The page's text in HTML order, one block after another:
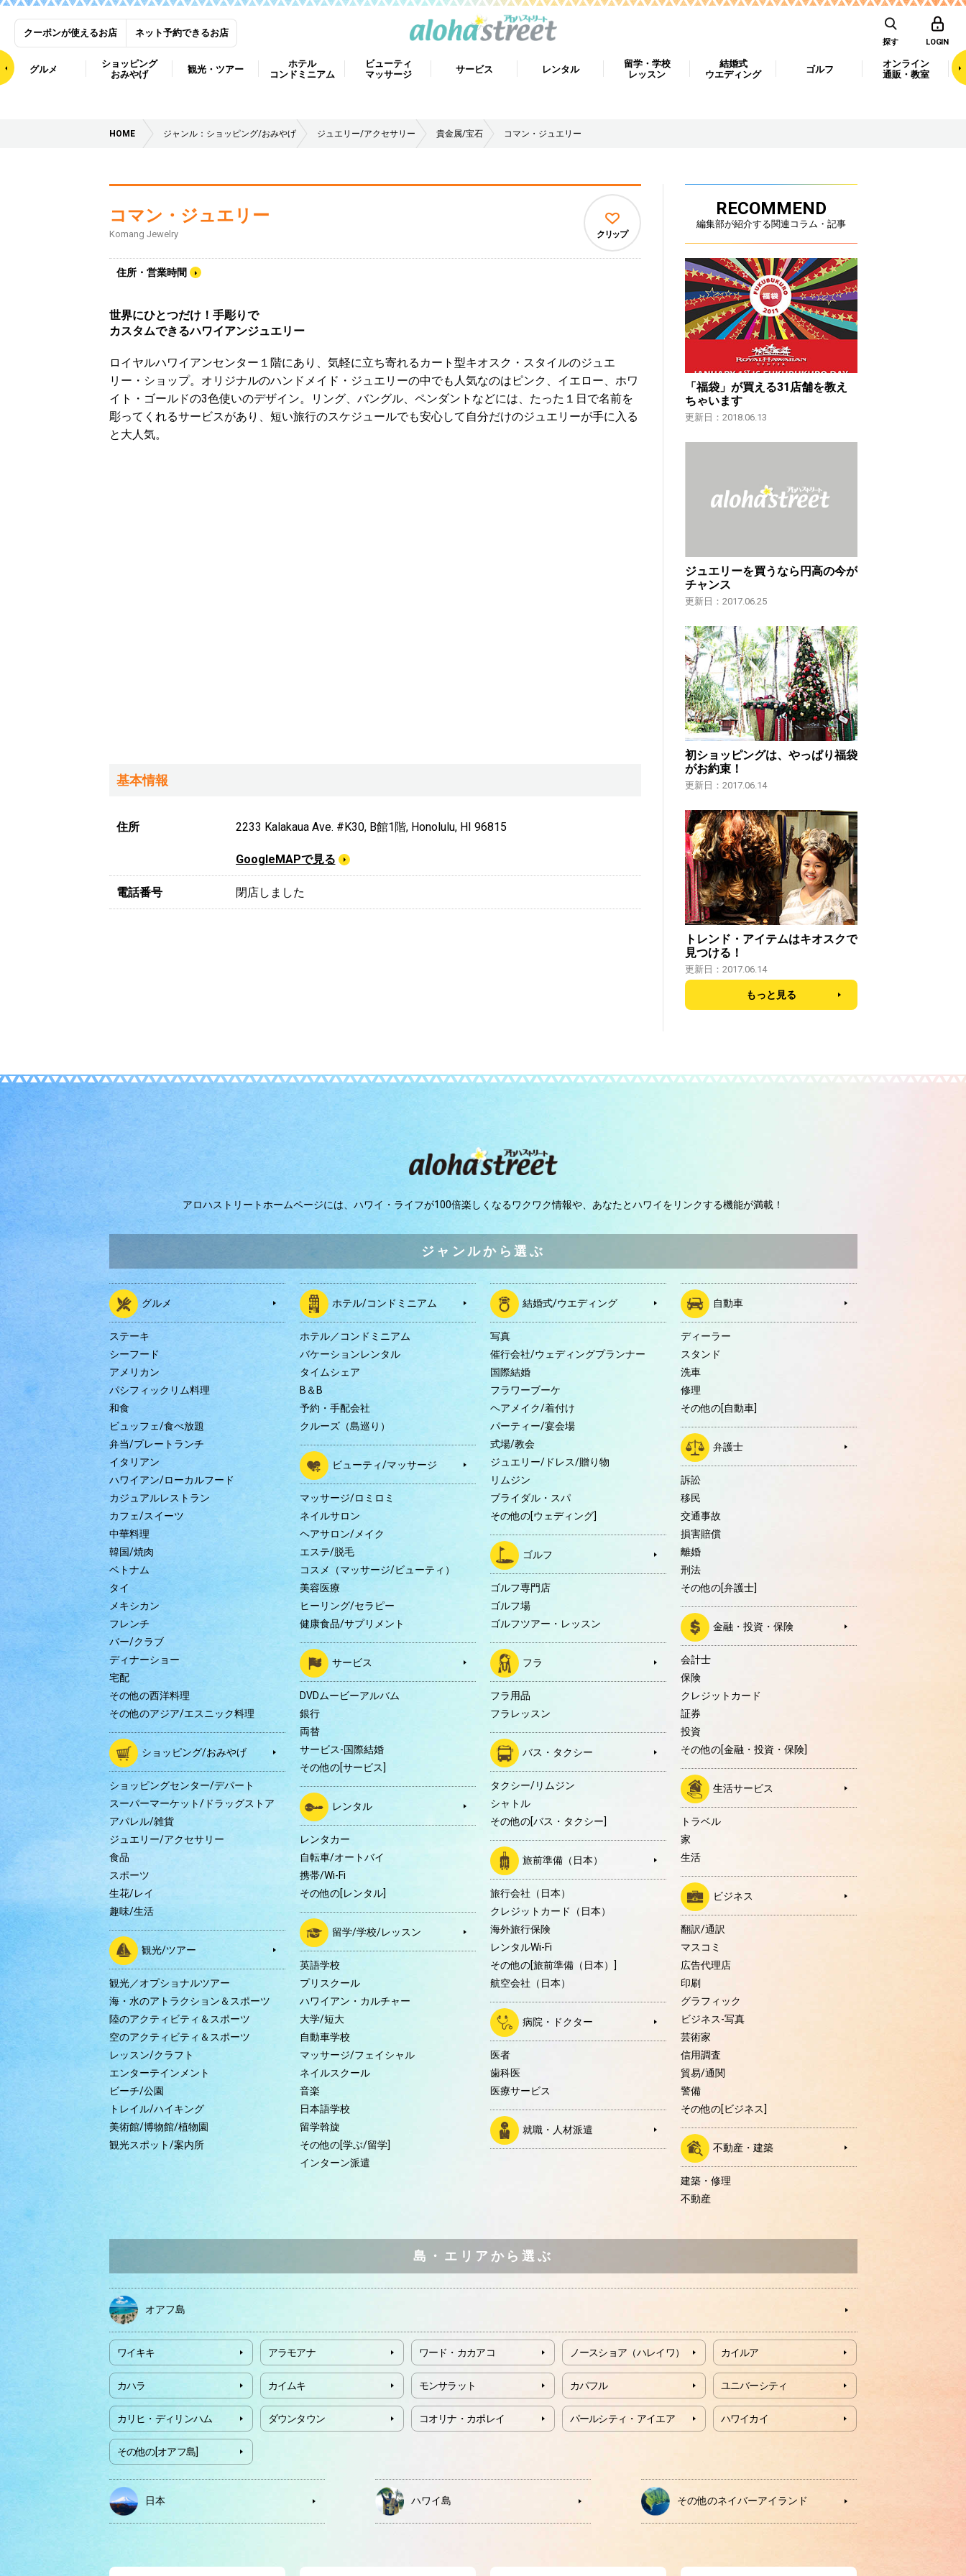
クーポンが使えるお店 ネット予約できるお店
探す LOGIN
グルメ
ショッピング
おみやげ
観光・ツアー
ホテル
コンドミニアム
ビューティ
マッサージ
サービス レンタル
留学・学校
レッスン
結婚式
ウエディング
ゴルフ
オンライン
通販・教室
HOME ジャンル：ショッピング/おみやげ ジュエリー/アクセサリー 貴金属/宝石 コマン・ジュエリー
コマン・ジュエリー
Komang Jewelry
住所・営業時間
クリップ
世界にひとつだけ！手彫りで
カスタムできるハワイアンジュエリー
ロイヤルハワイアンセンター１階にあり、気軽に立ち寄れるカート型キオスク・スタイルのジュエ
リー・ショップ。オリジナルのハンドメイド・ジュエリーの中でも人気なのはピンク、イエロー、ホワ
イト・ゴールドの3色使いのデザイン。リング、バングル、ペンダントなどには、たった１日で名前を
彫ってくれるサービスがあり、短い旅行のスケジュールでも安心して自分だけのジュエリーが手に入る
と大人気。
基本情報
住所 2233 Kalakaua Ave. #K30, B館1階, Honolulu, HI 96815
GoogleMAPで見る
電話番号 閉店しました
RECOMMEND
編集部が紹介する関連コラム・記事
「福袋」が買える31店舗を教え
ちゃいます
更新日：2018.06.13
ジュエリーを買うなら円高の今が
チャンス
更新日：2017.06.25
初ショッピングは、やっぱり福袋
がお約束！
更新日：2017.06.14
トレンド・アイテムはキオスクで
見つける！
更新日：2017.06.14
もっと見る
アロハストリートホームページには、 ハワイ・ライフが100倍楽しくなるワクワク情報や、 あなたとハワイをリンクする機能が満載！
ジャンルから選ぶ
グルメ
ステーキ
シーフード
アメリカン
パシフィックリム料理
和食
ビュッフェ/食べ放題
弁当/プレートランチ
イタリアン
ハワイアン/ローカルフード
カジュアルレストラン
カフェ/スイーツ
中華料理
韓国/焼肉
ベトナム
タイ
メキシカン
フレンチ
バー/クラブ
ディナーショー
宅配
その他の西洋料理
その他のアジア/エスニック料理
ショッピング/おみやげ
ショッピングセンター/デパート
スーパーマーケット/ドラッグストア
アパレル/雑貨
ジュエリー/アクセサリー
食品
スポーツ
生花/レイ
趣味/生活
観光/ツアー
観光／オプショナルツアー
海・水のアトラクション＆スポーツ
陸のアクティビティ＆スポーツ
空のアクティビティ＆スポーツ
レッスン/クラフト
エンターテインメント
ビーチ/公園
トレイル/ハイキング
美術館/博物館/植物園
観光スポット/案内所
ホテル/コンドミニアム
ホテル／コンドミニアム
バケーションレンタル
タイムシェア
B＆B
予約・手配会社
クルーズ（島巡り）
ビューティ/マッサージ
マッサージ/ロミロミ
ネイルサロン
ヘアサロン/メイク
エステ/脱毛
コスメ（マッサージ/ビューティ）
美容医療
ヒーリング/セラピー
健康食品/サプリメント
サービス
DVDムービーアルバム
銀行
両替
サービス-国際結婚
その他の[サービス]
レンタル
レンタカー
自転車/オートバイ
携帯/Wi-Fi
その他の[レンタル]
留学/学校/レッスン
英語学校
プリスクール
ハワイアン・カルチャー
大学/短大
自動車学校
マッサージ/フェイシャル
ネイルスクール
音楽
日本語学校
留学斡旋
その他の[学ぶ/留学]
インターン派遣
結婚式/ウエディング
写真
催行会社/ウェディングプランナー
国際結婚
フラワーブーケ
ヘアメイク/着付け
パーティー/宴会場
式場/教会
ジュエリー/ドレス/贈り物
リムジン
ブライダル・スパ
その他の[ウェディング]
ゴルフ
ゴルフ専門店
ゴルフ場
ゴルフツアー・レッスン
フラ
フラ用品
フラレッスン
バス・タクシー
タクシー/リムジン
シャトル
その他の[バス・タクシー]
旅前準備（日本）
旅行会社（日本）
クレジットカード（日本）
海外旅行保険
レンタルWi-Fi
その他の[旅前準備（日本）]
航空会社（日本）
病院・ドクター
医者
歯科医
医療サービス
就職・人材派遣
自動車
ディーラー
スタンド
洗車
修理
その他の[自動車]
弁護士
訴訟
移民
交通事故
損害賠償
離婚
刑法
その他の[弁護士]
金融・投資・保険
会計士
保険
クレジットカード
証券
投資
その他の[金融・投資・保険]
生活サービス
トラベル
家
生活
ビジネス
翻訳/通訳
マスコミ
広告代理店
印刷
グラフィック
ビジネス-写真
芸術家
信用調査
貿易/通関
警備
その他の[ビジネス]
不動産・建築
建築・修理
不動産
島・エリアから選ぶ
オアフ島
ワイキキ アラモアナ ワード・カカアコ ノースショア（ハレイワ） カイルア
カハラ カイムキ モンサラット カパフル ユニバーシティ
カリヒ・ディリンハム ダウンタウン コオリナ・カポレイ パールシティ・アイエア ハワイカイ
その他の[オアフ島]
日本 ハワイ島 その他のネイバーアイランド